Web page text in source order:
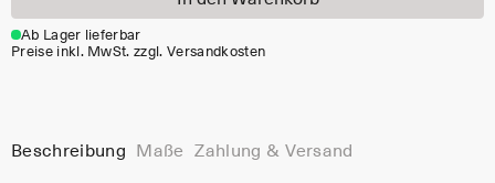
Ab Lager lieferbar
Preise inkl. MwSt. zzgl. Versandkosten
Beschreibung Maße Zahlung & Versand